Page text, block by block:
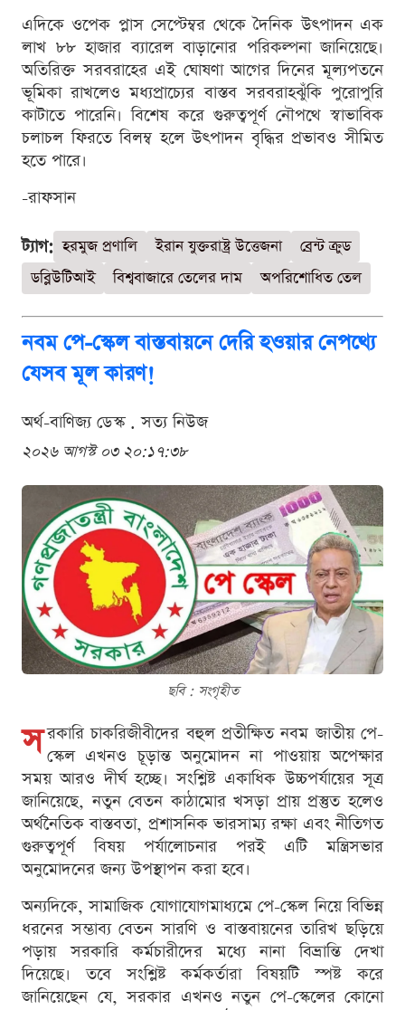
এদিকে ওপেক প্লাস সেপ্টেম্বর থেকে দৈনিক উৎপাদন এক
লাখ ৮৮ হাজার ব্যারেল বাড়ানোর পরিকল্পনা জানিয়েছে।
অতিরিক্ত সরবরাহের এই ঘোষণা আগের দিনের মূল্যপতনে
ভূমিকা রাখলেও মধ্যপ্রাচ্যের বাস্তব সরবরাহঝুঁকি পুরোপুরি
কাটাতে পারেনি। বিশেষ করে গুরুত্বপূর্ণ নৌপথে স্বাভাবিক
চলাচল ফিরতে বিলম্ব হলে উৎপাদন বৃদ্ধির প্রভাবও সীমিত
হতে পারে।
-রাফসান
ট্যাগ: হরমুজ প্রণালি ইরান যুক্তরাষ্ট্র উত্তেজনা
ব্রেন্ট ক্রুড
ডব্লিউটিআই
বিশ্ববাজারে তেলের দাম অপরিশোধিত তেল
নবম পে-স্কেল বাস্তবায়নে দেরি হওয়ার নেপথ্যে
যেসব মূল কারণ!
অর্থ-বাণিজ্য ডেস্ক . সত্য নিউজ
২০২৬ আগস্ট ০৩ ২০:১৭:৩৮
ছবি : সংগৃহীত
স রকারি চাকরিজীবীদের বহুল প্রতীক্ষিত নবম জাতীয় পে-
স্কেল এখনও চূড়ান্ত অনুমোদন না পাওয়ায় অপেক্ষার
সময় আরও দীর্ঘ হচ্ছে। সংশ্লিষ্ট একাধিক উচ্চপর্যায়ের সূত্র
জানিয়েছে, নতুন বেতন কাঠামোর খসড়া প্রায় প্রস্তুত হলেও
অর্থনৈতিক বাস্তবতা, প্রশাসনিক ভারসাম্য রক্ষা এবং নীতিগত
গুরুত্বপূর্ণ বিষয় পর্যালোচনার পরই এটি মন্ত্রিসভার
অনুমোদনের জন্য উপস্থাপন করা হবে।
অন্যদিকে, সামাজিক যোগাযোগমাধ্যমে পে-স্কেল নিয়ে বিভিন্ন
ধরনের সম্ভাব্য বেতন সারণি ও বাস্তবায়নের তারিখ ছড়িয়ে
পড়ায় সরকারি কর্মচারীদের মধ্যে নানা বিভ্রান্তি দেখা
দিয়েছে। তবে সংশ্লিষ্ট কর্মকর্তারা বিষয়টি স্পষ্ট করে
জানিয়েছেন যে, সরকার এখনও নতুন পে-স্কেলের কোনো